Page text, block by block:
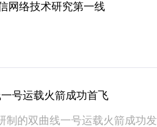
网络技术研究第一线
号运载火箭成功首飞
制的双曲线一号运载火箭成功发